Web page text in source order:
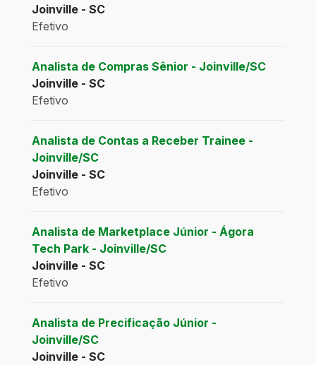
Joinville - SC
Efetivo
Analista de Compras Sênior - Joinville/SC
Joinville - SC
Efetivo
Analista de Contas a Receber Trainee -
Joinville/SC
Joinville - SC
Efetivo
Analista de Marketplace Júnior - Ágora
Tech Park - Joinville/SC
Joinville - SC
Efetivo
Analista de Precificação Júnior -
Joinville/SC
Joinville - SC